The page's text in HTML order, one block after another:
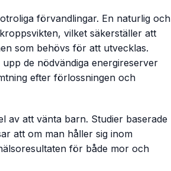
9.1 - 14.6 lbs
10.0 - 15.7 lbs
10.9 - 16.8 lbs
12.7 - 19.1 lbs
förvandlingar. En naturlig och
vilket säkerställer att
som behövs för att utvecklas.
de nödvändiga energireserver
efter förlossningen och
av att vänta barn. Studier baserade
att om man håller sig inom
för både mor och